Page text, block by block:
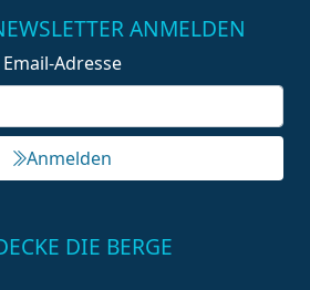
ANMELDEN
Email-Adresse
Anmelden
DIE BERGE